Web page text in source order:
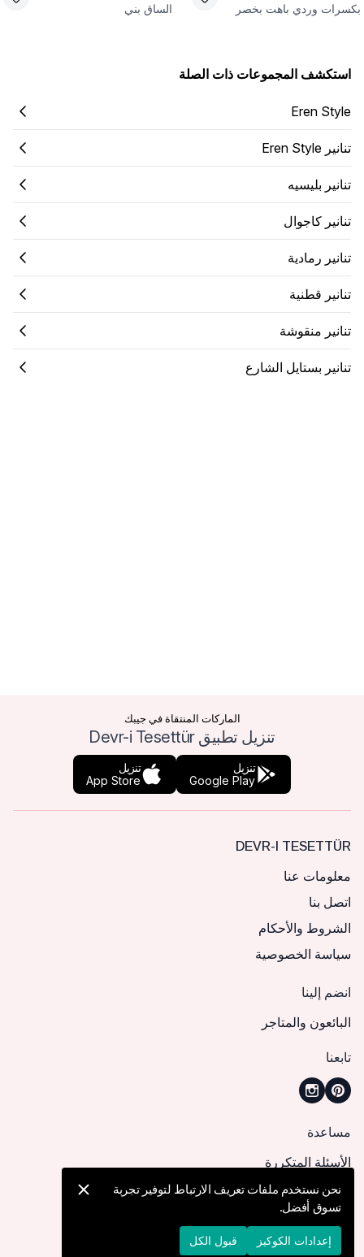
بكسرات وردي باهت بخصر
الساق بني
استكشف المجموعات ذات الصلة
Eren Style
تنانير Eren Style
تنانير بليسيه
تنانير كاجوال
تنانير رمادية
تنانير قطنية
تنانير منقوشة
تنانير بستايل الشارع
الماركات المنتقاة في جيبك
تنزيل تطبيق Devr-i Tesettür
تنزيل
Google Play
تنزيل
App Store
DEVR-I TESETTÜR
معلومات عنا
اتصل بنا
الشروط والأحكام
سياسة الخصوصية
انضم إلينا
البائعون والمتاجر
تابعنا
مساعدة
الأسئلة المتكررة
كيف يمكنني تقديم طلب؟
الشحن والتوصيل
الإرجاع والإلغاء
نحن نستخدم ملفات تعريف الارتباط لتوفير تجربة
تسوق أفضل.
إعدادات الكوكيز قبول الكل